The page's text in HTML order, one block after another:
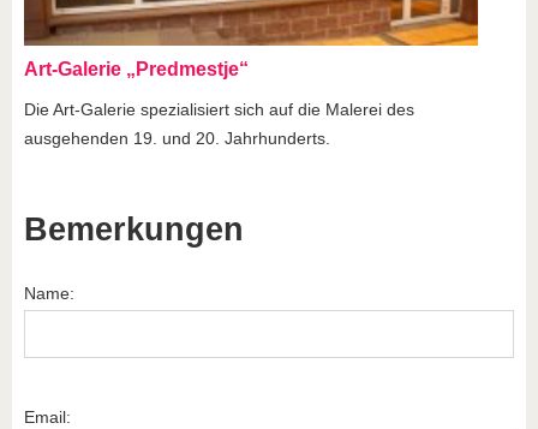
Art-Galerie „Predmestje“
Die Art-Galerie spezialisiert sich auf die Malerei des
ausgehenden 19. und 20. Jahrhunderts.
Bemerkungen
Name:
Email: